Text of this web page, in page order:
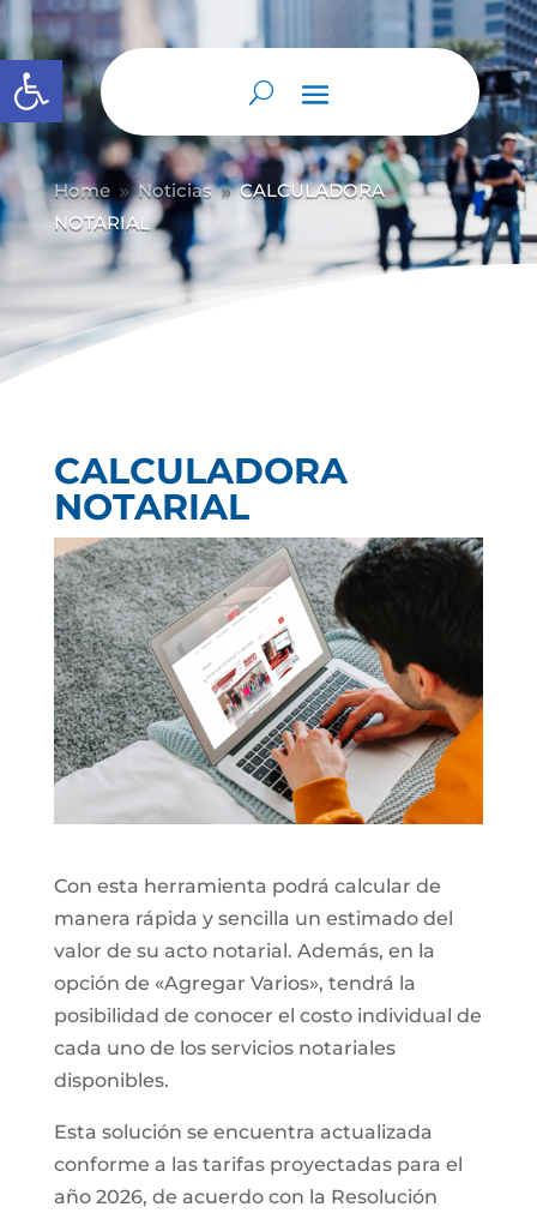
Abrir barra de herramientas
Home 9 Noticias 9 CALCULADORA
NOTARIAL
CALCULADORA
NOTARIAL
Con esta herramienta podrá calcular de
manera rápida y sencilla un estimado del
valor de su acto notarial. Además, en la
opción de «Agregar Varios», tendrá la
posibilidad de conocer el costo individual de
cada uno de los servicios notariales
disponibles.
Esta solución se encuentra actualizada
conforme a las tarifas proyectadas para el
año 2026, de acuerdo con la Resolución